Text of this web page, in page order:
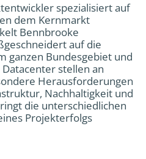
spezialisiert auf
dem Kernmarkt
Bennbrooke
auf die
ganzen Bundesgebiet und
stellen an
Herausforderungen
Nachhaltigkeit und
die unterschiedlichen
Projekterfolgs